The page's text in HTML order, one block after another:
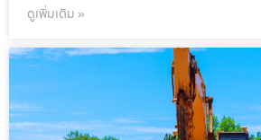
ดูเพิ่มเติม »